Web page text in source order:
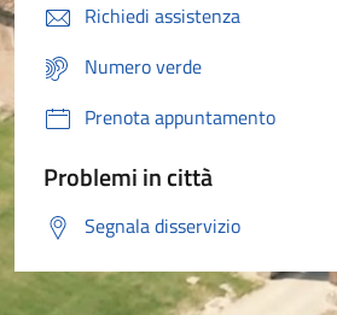
Richiedi assistenza
Numero verde
Prenota appuntamento
Problemi in città
Segnala disservizio